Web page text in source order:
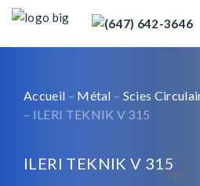
(647) 642-3646
Accueil – Métal – Scies
– ILERI TEKNIK V 315
ILERI TEKNIK V 315